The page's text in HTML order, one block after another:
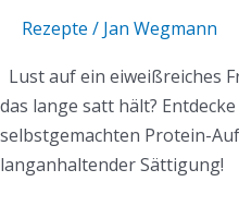
Rezepte / Jan Wegmann
Lust auf ein eiweißreiches
das lange satt hält?
selbstgemachten Protein-
langanhaltender Sättigung!